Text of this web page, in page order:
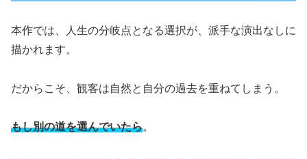
本作では、人生の分岐点となる選択が、派手な演出なしに
描かれます。
だからこそ、観客は自然と自分の過去を重ねてしまう。
もし別の道を選んでいたら。